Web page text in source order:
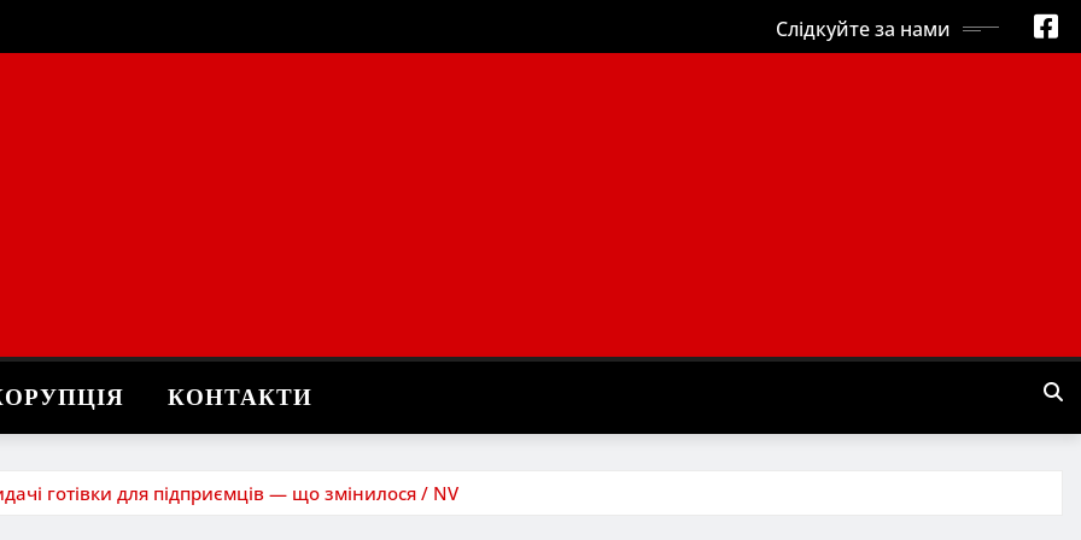
Слідкуйте за нами
КОНТАКТИ
готівки для підприємців — що змінилося / NV